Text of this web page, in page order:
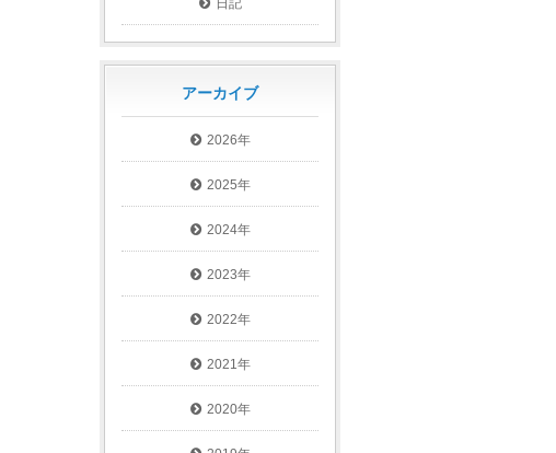
日記
アーカイブ
2026年
2025年
2024年
2023年
2022年
2021年
2020年